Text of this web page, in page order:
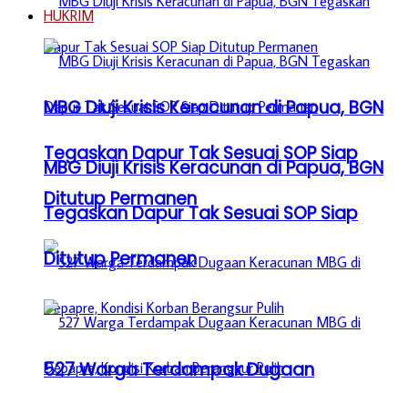
MBG Diuji Krisis Keracunan di Papua, BGN
Tegaskan Dapur Tak Sesuai SOP Siap
Ditutup Permanen
527 Warga Terdampak Dugaan
HUKRIM
MBG Diuji Krisis Keracunan di Papua, BGN
Tegaskan Dapur Tak Sesuai SOP Siap
Ditutup Permanen